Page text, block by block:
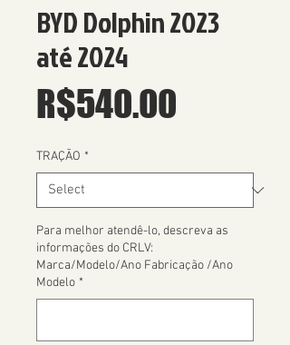
BYD Dolphin 2023
até 2024
R$540.00
TRAÇÃO *
Para melhor atendê-lo, descreva as
informações do CRLV:
Marca/Modelo/Ano Fabricação /Ano
Modelo *